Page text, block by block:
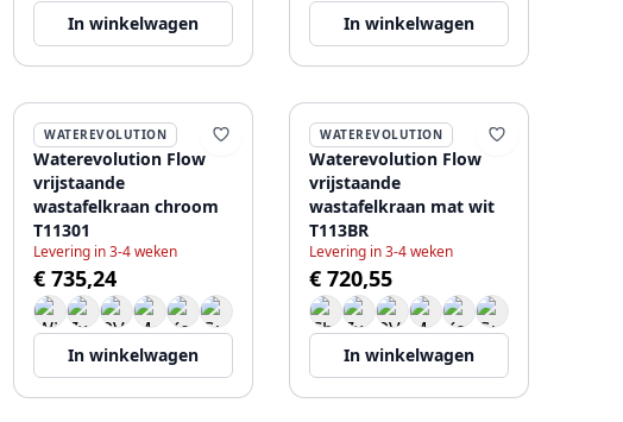
In winkelwagen In winkelwagen
WATEREVOLUTION
Waterevolution Flow
vrijstaande
wastafelkraan chroom
T11301
Levering in 3-4 weken
€ 735,24
In winkelwagen
WATEREVOLUTION
Waterevolution Flow
vrijstaande
wastafelkraan mat wit
T113BR
Levering in 3-4 weken
€ 720,55
In winkelwagen